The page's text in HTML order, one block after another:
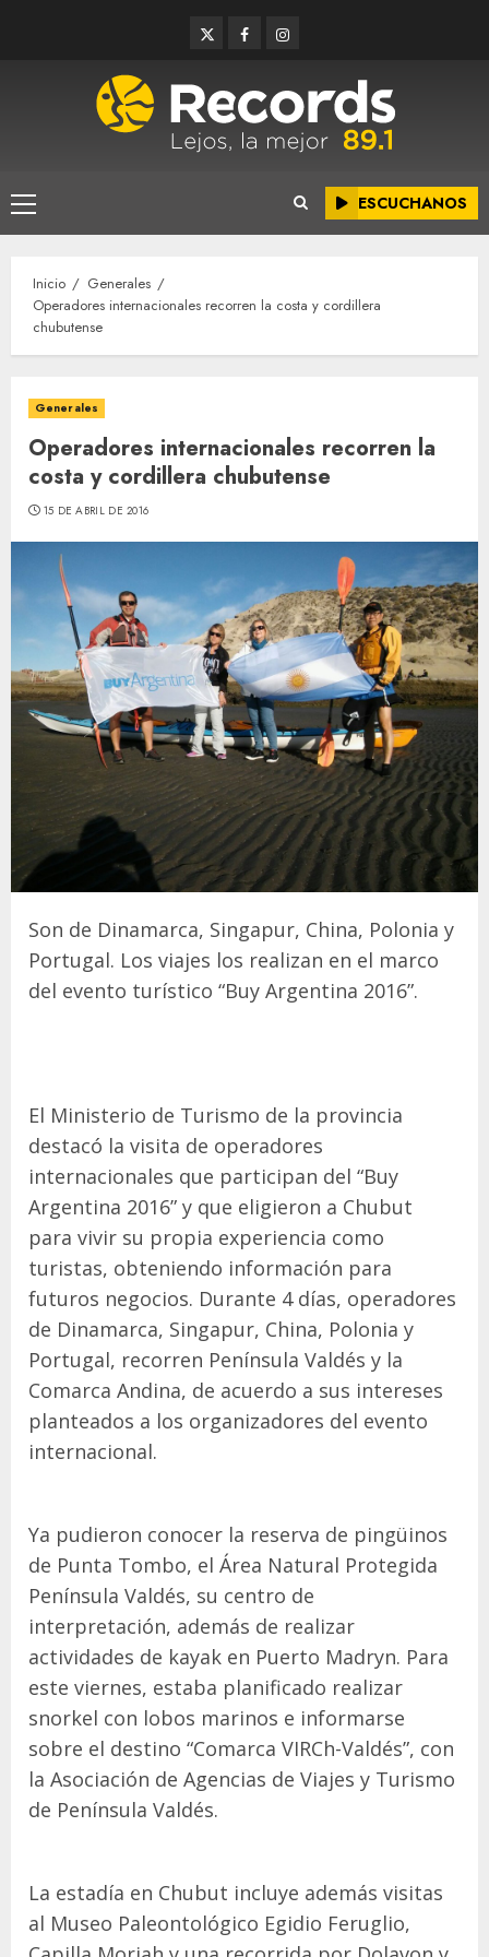
TwitterFacebookInstagram
Menú
principal
ESCUCHANOS
Inicio
Generales
Operadores internacionales recorren la costa y cordillera
chubutense
Generales
Operadores internacionales recorren la
costa y cordillera chubutense
15 DE ABRIL DE 2016
Son de Dinamarca, Singapur, China, Polonia y
Portugal. Los viajes los realizan en el marco
del evento turístico “Buy Argentina 2016”.
El Ministerio de Turismo de la provincia
destacó la visita de operadores
internacionales que participan del “Buy
Argentina 2016” y que eligieron a Chubut
para vivir su propia experiencia como
turistas, obteniendo información para
futuros negocios. Durante 4 días, operadores
de Dinamarca, Singapur, China, Polonia y
Portugal, recorren Península Valdés y la
Comarca Andina, de acuerdo a sus intereses
planteados a los organizadores del evento
internacional.
Ya pudieron conocer la reserva de pingüinos
de Punta Tombo, el Área Natural Protegida
Península Valdés, su centro de
interpretación, además de realizar
actividades de kayak en Puerto Madryn. Para
este viernes, estaba planificado realizar
snorkel con lobos marinos e informarse
sobre el destino “Comarca VIRCh-Valdés”, con
la Asociación de Agencias de Viajes y Turismo
de Península Valdés.
La estadía en Chubut incluye además visitas
al Museo Paleontológico Egidio Feruglio,